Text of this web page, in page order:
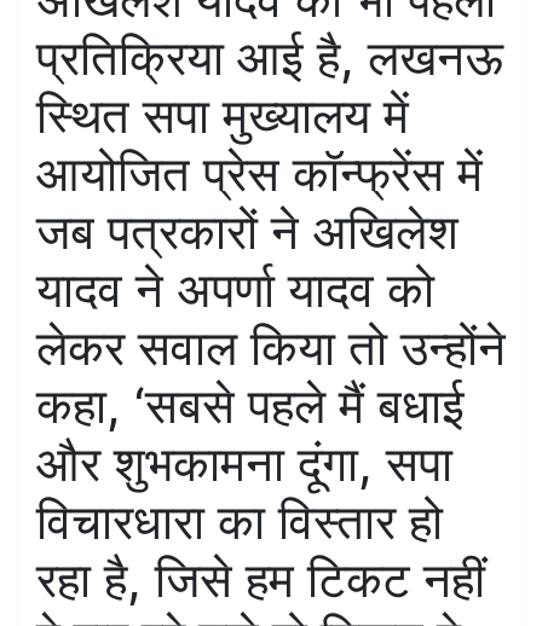
प्रतिक्रिया आई है, लखनऊ
स्थित सपा मुख्यालय में
आयोजित प्रेस कॉन्फ्रेंस में
जब पत्रकारों ने अखिलेश
यादव ने अपर्णा यादव को
लेकर सवाल किया तो उन्होंने
कहा, ‘सबसे पहले मैं बधाई
और शुभकामना दूंगा, सपा
विचारधारा का विस्तार हो
रहा है, जिसे हम टिकट नहीं